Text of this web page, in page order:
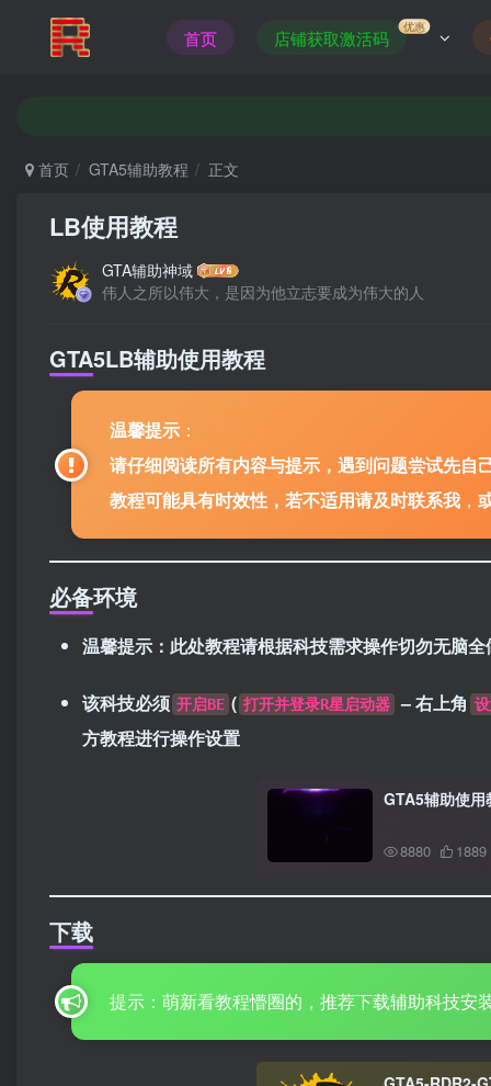
首页 店铺获取激活码 优惠
首页 GTA5辅助教程 正文
LB使用教程
GTA辅助神域
伟人之所以伟大，是因为他立志要成为伟大的人
GTA5LB辅助使用教程
温馨提示 ：
请仔细阅读所有内容与提示，遇到问题尝试先自
教程可能具有时效性，若不适用请及时联系我 ，
必备环境
温馨提示：此处教程请根据科技需求操作切勿无脑
该科技必须 开启BE ( 打开并登录R星启动器 – 右上角
方教程进行操作设置
GTA5辅助使
8880 1889
下载
提示：萌新看教程懵圈的，推荐下载辅助科技安